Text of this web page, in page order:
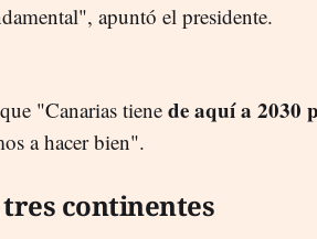
apuntó el presidente.
"Canarias tienede aquí a 2030
a hacer bien".
continentes